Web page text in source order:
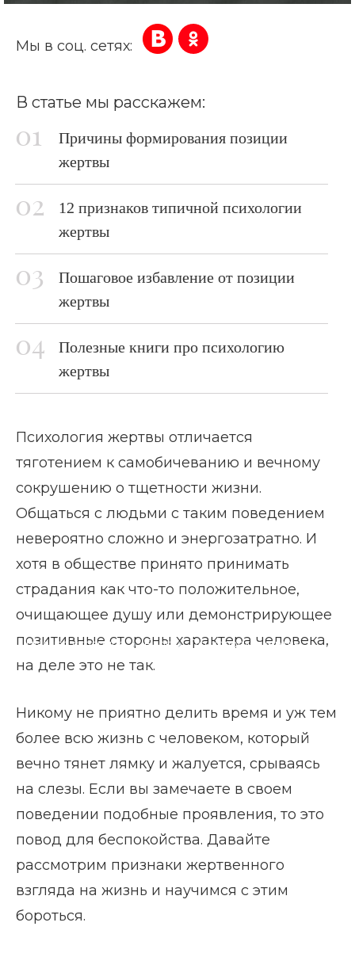
Главная страница Блог Психология жертвы
Мы в соц. сетях:
В статье мы расскажем:
Причины формирования позиции
жертвы
12 признаков типичной психологии
жертвы
Пошаговое избавление от позиции
жертвы
Полезные книги про психологию
жертвы
Психология жертвы отличается
тяготением к самобичеванию и вечному
сокрушению о тщетности жизни.
Общаться с людьми с таким поведением
невероятно сложно и энергозатратно. И
хотя в обществе принято принимать
страдания как что-то положительное,
очищающее душу или демонстрирующее
позитивные стороны характера человека,
на деле это не так.
Никому не приятно делить время и уж тем
более всю жизнь с человеком, который
вечно тянет лямку и жалуется, срываясь
на слезы. Если вы замечаете в своем
поведении подобные проявления, то это
повод для беспокойства. Давайте
рассмотрим признаки жертвенного
взгляда на жизнь и научимся с этим
бороться.